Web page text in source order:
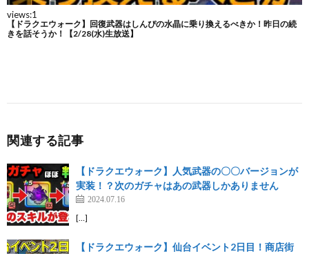
関連する記事
【ドラクエウォーク】人気武器の〇〇バージョンが
実装！？次のガチャはあの武器しかありません
2024.07.16
[…]
【ドラクエウォーク】仙台イベント2日目！商店街